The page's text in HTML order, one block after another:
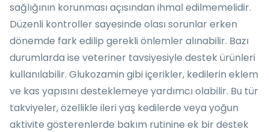
sağlığının korunması açısından ihmal edilmemelidir.
Düzenli kontroller sayesinde olası sorunlar erken
dönemde fark edilip gerekli önlemler alınabilir. Bazı
durumlarda ise veteriner tavsiyesiyle destek ürünleri
kullanılabilir. Glukozamin gibi içerikler, kedilerin eklem
ve kas yapısını desteklemeye yardımcı olabilir. Bu tür
takviyeler, özellikle ileri yaş kedilerde veya yoğun
aktivite gösterenlerde bakım rutinine ek bir destek